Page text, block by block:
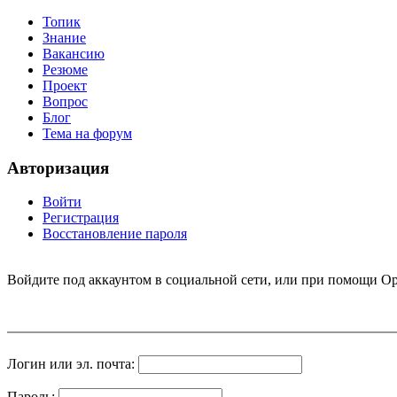
Топик
Знание
Вакансию
Резюме
Проект
Вопрос
Блог
Тема на форум
Авторизация
Войти
Регистрация
Восстановление пароля
Войдите под аккаунтом в социальной сети, или при помощи
Логин или эл. почта: